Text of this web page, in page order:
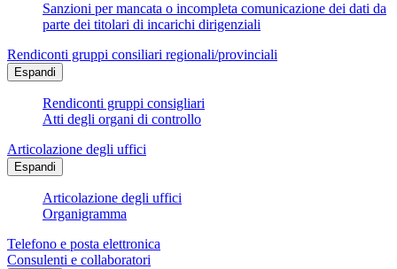
Sanzioni per mancata o incompleta comunicazione dei dati da
parte dei titolari di incarichi dirigenziali
Rendiconti gruppi consiliari regionali/provinciali
Espandi
Rendiconti gruppi consigliari
Atti degli organi di controllo
Articolazione degli uffici
Espandi
Articolazione degli uffici
Organigramma
Telefono e posta elettronica
Consulenti e collaboratori